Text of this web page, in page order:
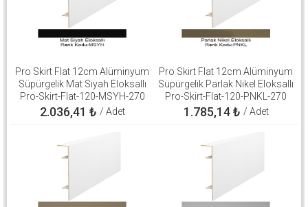
Pro Skirt Flat 12cm Alüminyum
Süpürgelik Mat Siyah Eloksallı
Pro-Skirt-Flat-120-MSYH-270
2.036,41 ₺ / Adet
Pro Skirt Flat 12cm Alüminyum
Süpürgelik Parlak Nikel Eloksallı
Pro-Skirt-Flat-120-PNKL-270
1.785,14₺ / Adet